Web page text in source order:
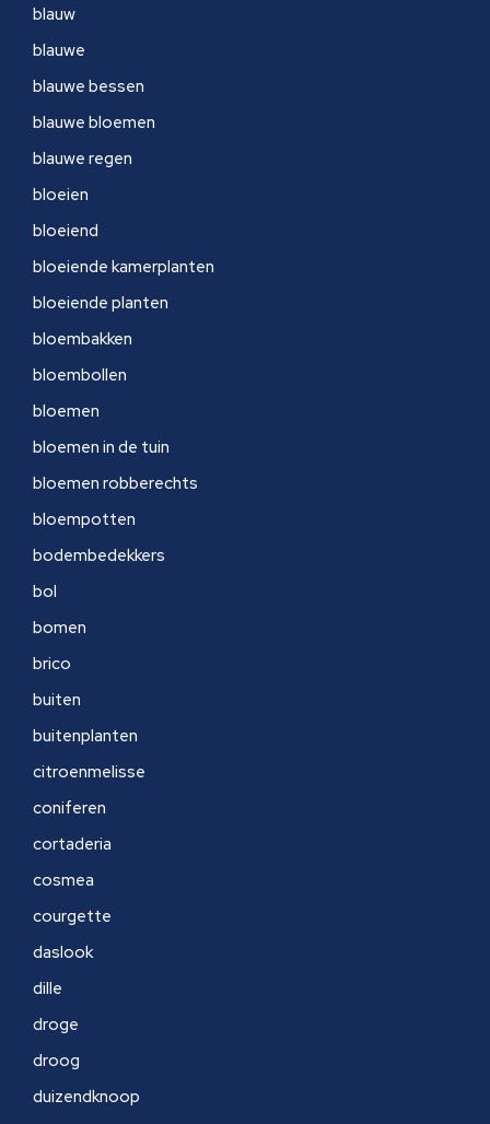
blauw
blauwe
blauwe bessen
blauwe bloemen
blauwe regen
bloeien
bloeiend
bloeiende kamerplanten
bloeiende planten
bloembakken
bloembollen
bloemen
bloemen in de tuin
bloemen robberechts
bloempotten
bodembedekkers
bol
bomen
brico
buiten
buitenplanten
citroenmelisse
coniferen
cortaderia
cosmea
courgette
daslook
dille
droge
droog
duizendknoop